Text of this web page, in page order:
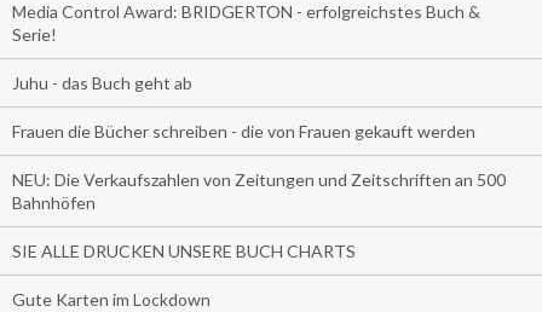
Media Control Award: BRIDGERTON - erfolgreichstes Buch &
Serie!
Juhu - das Buch geht ab
Frauen die Bücher schreiben - die von Frauen gekauft werden
NEU: Die Verkaufszahlen von Zeitungen und Zeitschriften an 500
Bahnhöfen
SIE ALLE DRUCKEN UNSERE BUCH CHARTS
Gute Karten im Lockdown